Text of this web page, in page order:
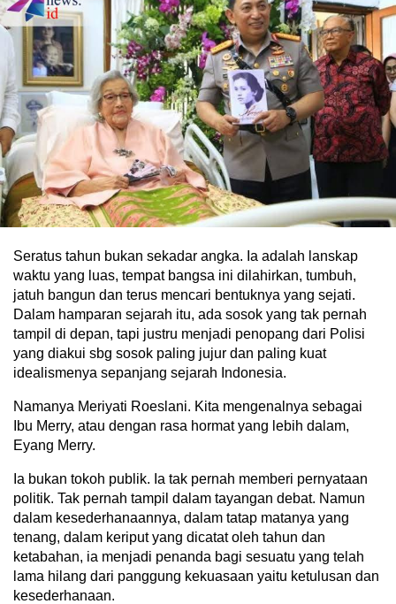
Seratus tahun bukan sekadar angka. Ia adalah lanskap
waktu yang luas, tempat bangsa ini dilahirkan, tumbuh,
jatuh bangun dan terus mencari bentuknya yang sejati.
Dalam hamparan sejarah itu, ada sosok yang tak pernah
tampil di depan, tapi justru menjadi penopang dari Polisi
yang diakui sbg sosok paling jujur dan paling kuat
idealismenya sepanjang sejarah Indonesia.
Namanya Meriyati Roeslani. Kita mengenalnya sebagai
Ibu Merry, atau dengan rasa hormat yang lebih dalam,
Eyang Merry.
Ia bukan tokoh publik. Ia tak pernah memberi pernyataan
politik. Tak pernah tampil dalam tayangan debat. Namun
dalam kesederhanaannya, dalam tatap matanya yang
tenang, dalam keriput yang dicatat oleh tahun dan
ketabahan, ia menjadi penanda bagi sesuatu yang telah
lama hilang dari panggung kekuasaan yaitu ketulusan dan
kesederhanaan.